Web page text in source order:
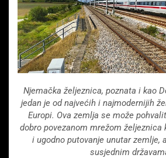
Njemačka željeznica, poznata i kao
jedan je od najvećih i najmodernijih
Europi. Ova zemlja se može
dobro povezanom mrežom željeznica
i ugodno putovanje unutar zemlje,
susjednim